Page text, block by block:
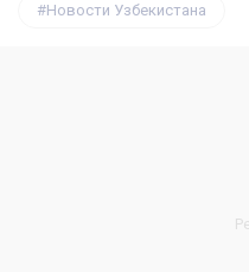
Новости Узбекистана